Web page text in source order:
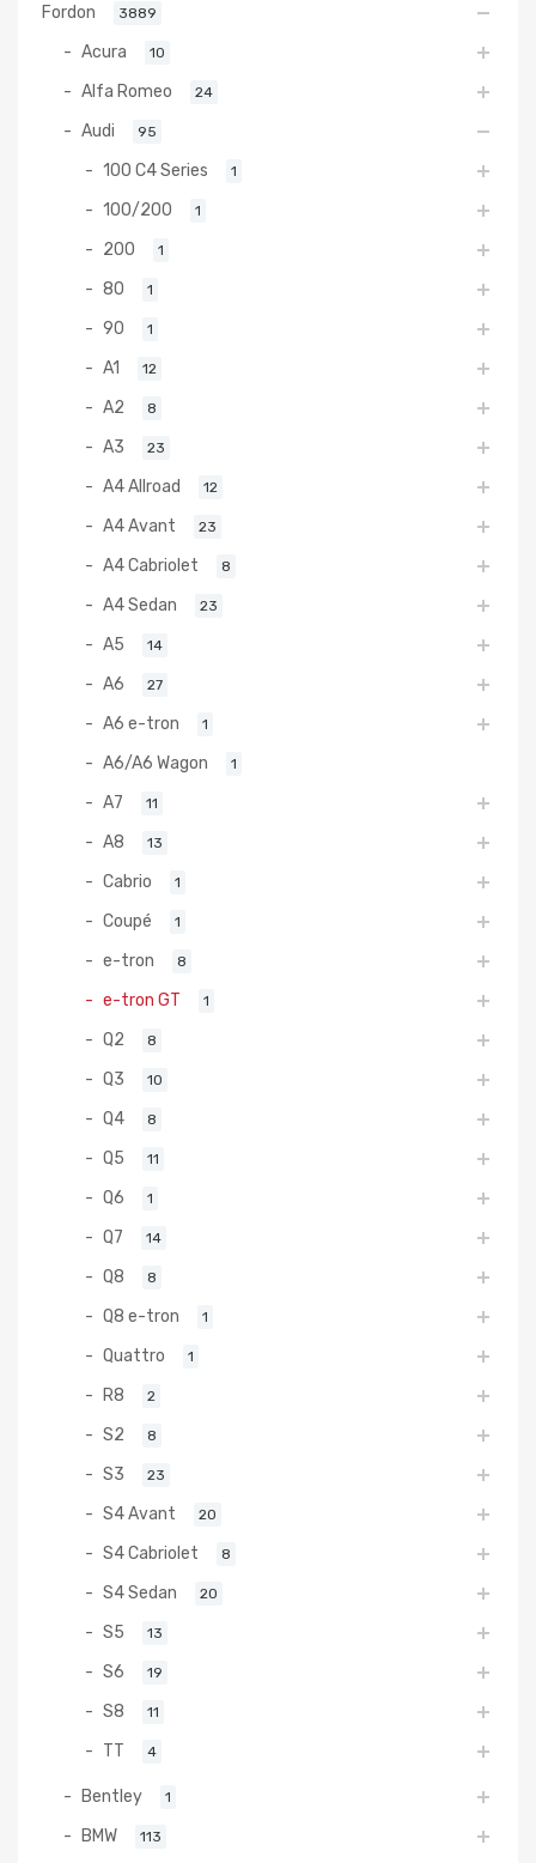
Fordon 3889
Acura 10
Alfa Romeo 24
Audi 95
100 C4 Series 1
100/200 1
200 1
80 1
90 1
A1 12
A2 8
A3 23
A4 Allroad 12
A4 Avant 23
A4 Cabriolet 8
A4 Sedan 23
A5 14
A6 27
A6 e-tron 1
A6/A6 Wagon 1
A7 11
A8 13
Cabrio 1
Coupé 1
e-tron 8
e-tron GT 1
Q2 8
Q3 10
Q4 8
Q5 11
Q6 1
Q7 14
Q8 8
Q8 e-tron 1
Quattro 1
R8 2
S2 8
S3 23
S4 Avant 20
S4 Cabriolet 8
S4 Sedan 20
S5 13
S6 19
S8 11
TT 4
Bentley 1
BMW 113